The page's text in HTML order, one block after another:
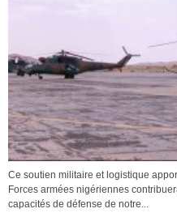
Ce soutien militaire et logistique
Forces armées nigériennes
capacités de défense de notre...